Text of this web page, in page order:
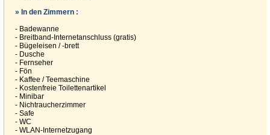
» In den Zimmern :
- Badewanne
- Breitband-Internetanschluss (gratis)
- Bügeleisen / -brett
- Dusche
- Fernseher
- Fön
- Kaffee / Teemaschine
- Kostenfreie Toilettenartikel
- Minibar
- Nichtraucherzimmer
- Safe
- WC
- WLAN-Internetzugang